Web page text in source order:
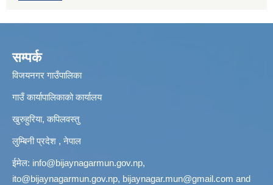
सम्पर्क
विजयनगर गाउँपालिका
गाउँ कार्यापालिकाको कार्यालय
खुरुहुरिया, कपिलवस्तु
लुम्बिनी प्रदेश , नेपाल
ईमेल: info@bijaynagarmun.gov.np,
ito@bijaynagarmun.gov.np, bijaynagar.mun@gmail.com and